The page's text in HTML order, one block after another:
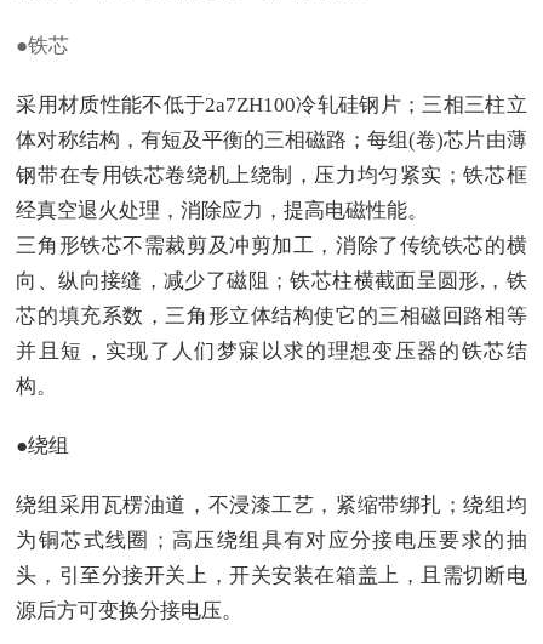
●铁芯
采用材质性能不低于2a7ZH100冷轧硅钢片；三相三柱立
体对称结构，有短及平衡的三相磁路；每组(卷)芯片由薄
钢带在专用铁芯卷绕机上绕制，压力均匀紧实；铁芯框
经真空退火处理，消除应力，提高电磁性能。
三角形铁芯不需裁剪及冲剪加工，消除了传统铁芯的横
向、纵向接缝，减少了磁阻；铁芯柱横截面呈圆形,，铁
芯的填充系数，三角形立体结构使它的三相磁回路相等
并且短，实现了人们梦寐以求的理想变压器的铁芯结
构。
●绕组
绕组采用瓦楞油道，不浸漆工艺，紧缩带绑扎；绕组均
为铜芯式线圈；高压绕组具有对应分接电压要求的抽
头，引至分接开关上，开关安装在箱盖上，且需切断电
源后方可变换分接电压。